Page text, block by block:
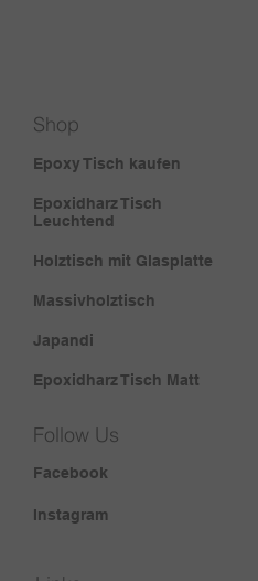
Shop
Epoxy Tisch kaufen
Epoxidharz Tisch
Leuchtend
Holztisch mit Glasplatte
Massivholztisch
Japandi
Epoxidharz Tisch Matt
Follow Us
Facebook
Instagram